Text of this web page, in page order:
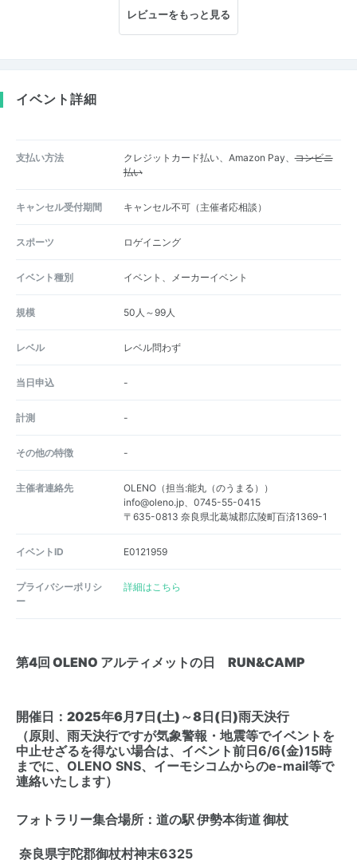
レビューをもっと見る
イベント詳細
支払い方法 クレジットカード払い、Amazon Pay、コンビニ
払い
キャンセル受付期間 キャンセル不可（主催者応相談）
スポーツ ロゲイニング
イベント種別 イベント、メーカーイベント
規模 50人～99人
レベル レベル問わず
当日申込 -
計測 -
その他の特徴 -
主催者連絡先
OLENO（担当:能丸（のうまる））
info@oleno.jp、0745-55-0415
〒635-0813 奈良県北葛城郡広陵町百済1369-1
イベントID E0121959
プライバシーポリシ
ー
詳細はこちら
第4回 OLENO アルティメットの日 RUN&CAMP
開催日：2025年6月7日(土)～8日(日)雨天決行
（原則、雨天決行ですが気象警報・地震等でイベントを
中止せざるを得ない場合は、イベント前日6/6(金)15時
までに、OLENO SNS、イーモシコムからのe-mail等で
連絡いたします）
フォトラリー集合場所：道の駅 伊勢本街道 御杖
奈良県宇陀郡御杖村神末6325